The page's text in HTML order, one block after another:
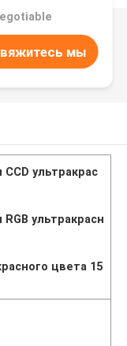
мы
ультракрас
ультракрасн
цвета 15